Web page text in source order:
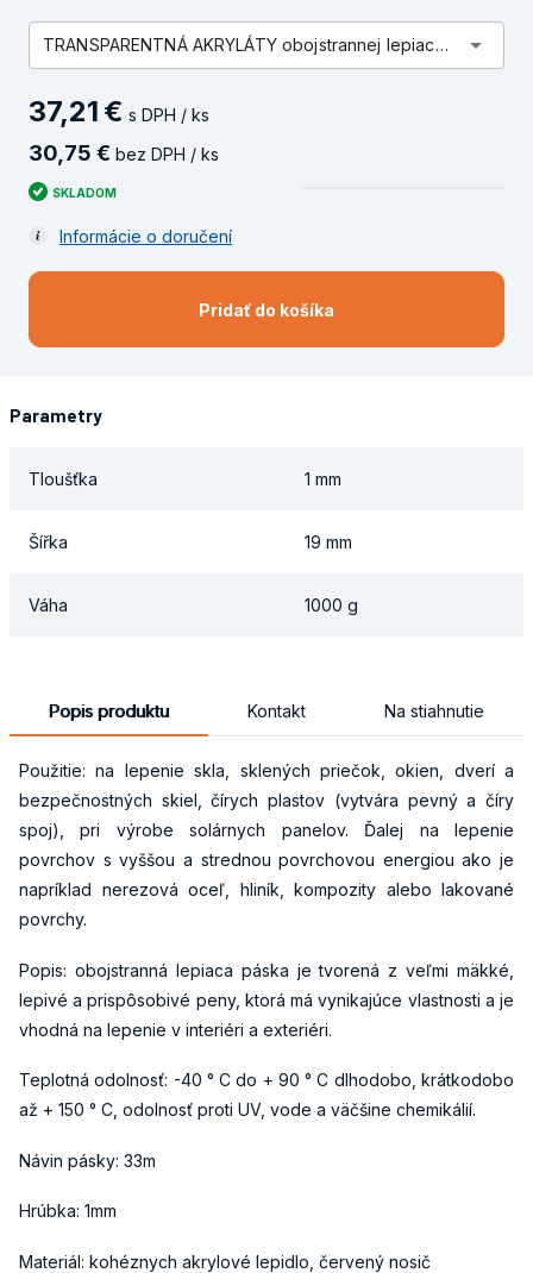
TRANSPARENTNÁ AKRYLÁTY obojstrannej lepiacej pásky (19MM x 33M x 1mm) arrow_drop_down
37,21 € s DPH / ks
30 75 € bez DPH / ks
SKLADOM
Informácie o doručení
Pridať do košíka
Parametry
Tloušťka 1 mm
Šířka 19 mm
Váha 1000 g
Popis produktu Kontakt Na stiahnutie
Použitie: na lepenie skla, sklených priečok, okien, dverí a
bezpečnostných skiel, čírych plastov (vytvára pevný a číry
spoj), pri výrobe solárnych panelov. Ďalej na lepenie
povrchov s vyššou a strednou povrchovou energiou ako je
napríklad nerezová oceľ, hliník, kompozity alebo lakované
povrchy.
Popis: obojstranná lepiaca páska je tvorená z veľmi mäkké,
lepivé a prispôsobivé peny, ktorá má vynikajúce vlastnosti a je
vhodná na lepenie v interiéri a exteriéri.
Teplotná odolnosť: -40 ° C do + 90 ° C dlhodobo, krátkodobo
až + 150 ° C, odolnosť proti UV, vode a väčšine chemikálií.
Návin pásky: 33m
Hrúbka: 1mm
Materiál: kohéznych akrylové lepidlo, červený nosič